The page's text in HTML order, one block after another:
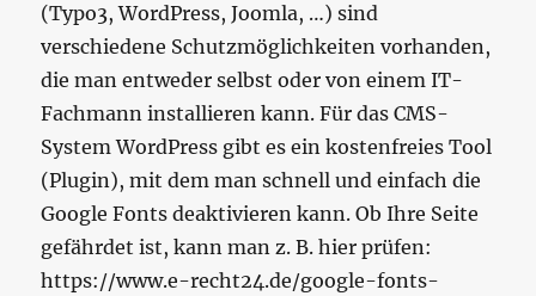
(Typo3, WordPress, Joomla, …) sind
verschiedene Schutzmöglichkeiten vorhanden,
die man entweder selbst oder von einem IT-
Fachmann installieren kann. Für das CMS-
System WordPress gibt es ein kostenfreies Tool
(Plugin), mit dem man schnell und einfach die
Google Fonts deaktivieren kann. Ob Ihre Seite
gefährdet ist, kann man z. B. hier prüfen:
https://www.e-recht24.de/google-fonts-